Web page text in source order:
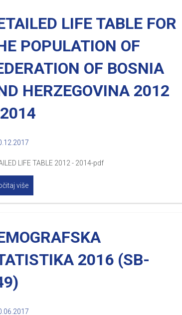
LIFE TABLE FOR
POPULATION OF
OF BOSNIA
HERZEGOVINA 2012
LIFE TABLE 2012 - 2014-pdf
više
2016 (SB-